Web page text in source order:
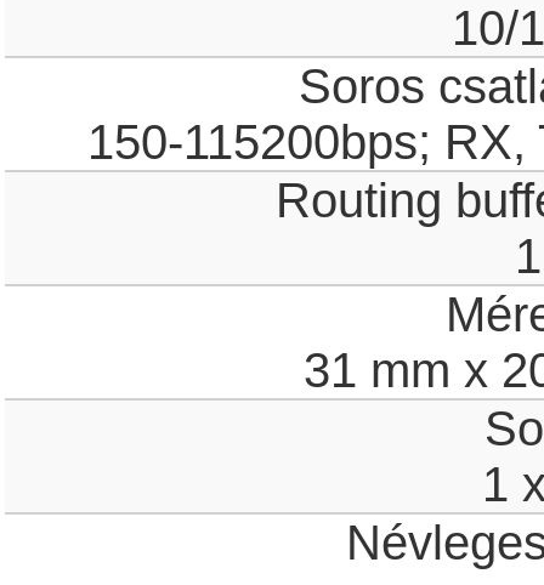
10/
Soros
150-115200bps;
Routing
31 mm x
1